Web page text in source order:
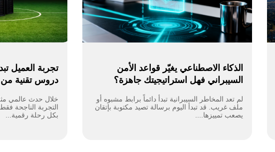
الذكاء الاصطناعي يغيّر قواعد الأمن
السيبراني فهل استراتيجيتك جاهزة؟
لم تعد المخاطر السيبرانية تبدأ دائماً برابط مشبوه أو
ملف غريب. قد تبدأ اليوم برسالة تصيد مكتوبة بإتقان
يصعب تمييزها....
تجربة العميل
دروس تقنية من
التجربة الناجحة
بكل رحلة رقمية...